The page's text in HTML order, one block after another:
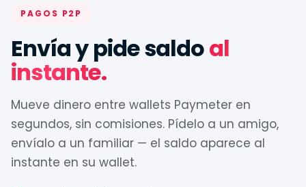
PAGOS P2P
Envía y pide saldoal
instante.
Mueve dinero entre wallets Paymeter en
segundos, sin comisiones. Pídelo a un amigo,
envíalo a un familiar — el saldo aparece al
instante en su wallet.